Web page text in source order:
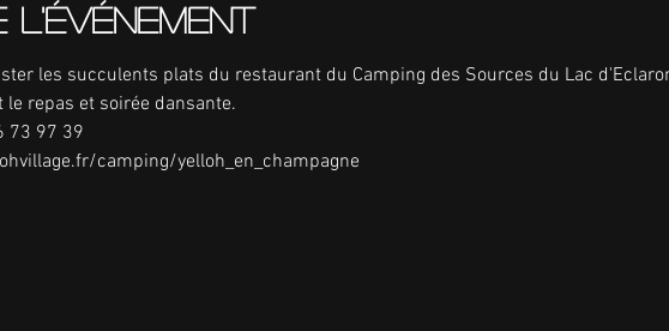
l'événement
les succulents plats du restaurant du Camping des Sources du Lac
repas et soirée dansante.
73 97 39
camping/yelloh_en_champagne